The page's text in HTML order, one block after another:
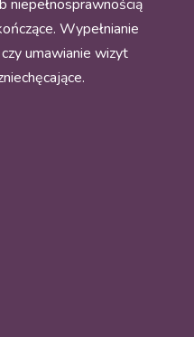
niepełnosprawnością
Wypełnianie
umawianie wizyt